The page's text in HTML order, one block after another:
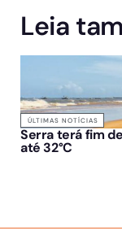
Leia
ÚLTIMAS NOTÍCIAS
Serra terá fim
até 32°C